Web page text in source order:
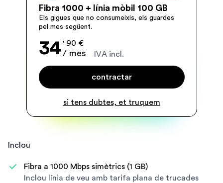
Inclou
Fibra a 1000 Mbps simètrics (1 GB)
Inclou línia de veu amb tarifa plana de trucades
Fibra 1000 + línia mòbil 100 GB
Els gigues que no consumeixis, els guardes
pel mes següent.
34 ' 90 €
/ mes IVA incl.
contractar
si tens dubtes, et truquem